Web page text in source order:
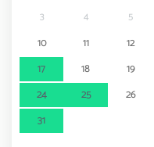
3
4 5
10 11 12
17
18 19
24
25 26
31